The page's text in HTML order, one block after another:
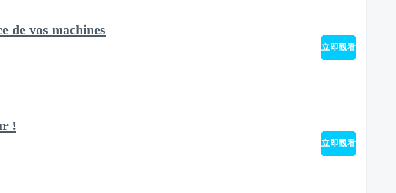
de vos machines
立即觀看
!
立即觀看